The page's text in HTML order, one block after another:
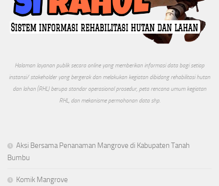
Halaman layanan publik secara online yang memberikan informasi data bagi setiap
instansi/ stakeholder yang bergerak dan melakukan kegiatan dibidang rehabilitasi hutan
dan lahan (RHL) berupa standar operasional prosedur, peta rencana umum kegiatan
RHL, dan mekanisme permohonan data shp.
Aksi Bersama Penanaman Mangrove di Kabupaten Tanah
Bumbu
Komik Mangrove